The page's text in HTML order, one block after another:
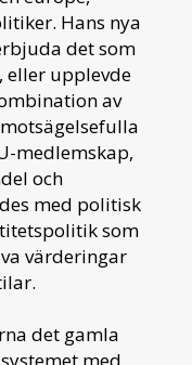
Hans nya
det som
eller upplevde
av
medlemskap,
och
med politisk
som
värderingar
det gamla